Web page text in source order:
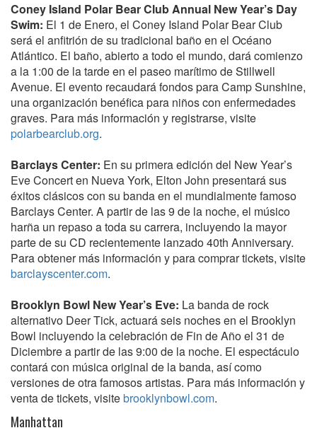
Coney Island Polar Bear Club Annual New Year’s Day
Swim: El 1 de Enero, el Coney Island Polar Bear Club
será el anfitrión de su tradicional baño en el Océano
Atlántico. El baño, abierto a todo el mundo, dará comienzo
a la 1:00 de la tarde en el paseo marítimo de Stillwell
Avenue. El evento recaudará fondos para Camp Sunshine,
una organización benéfica para niños con enfermedades
graves. Para más información y registrarse, visite
polarbearclub.org.
Barclays Center: En su primera edición del New Year’s
Eve Concert en Nueva York, Elton John presentará sus
éxitos clásicos con su banda en el mundialmente famoso
Barclays Center. A partir de las 9 de la noche, el músico
harña un repaso a toda su carrera, incluyendo la mayor
parte de su CD recientemente lanzado 40th Anniversary.
Para obtener más información y para comprar tickets, visite
barclayscenter.com.
Brooklyn Bowl New Year’s Eve: La banda de rock
alternativo Deer Tick, actuará seis noches en el Brooklyn
Bowl incluyendo la celebración de Fin de Año el 31 de
Diciembre a partir de las 9:00 de la noche. El espectáculo
contará con música original de la banda, así como
versiones de otra famosos artistas. Para más información y
venta de tickets, visitebrooklynbowl.com.
Manhattan